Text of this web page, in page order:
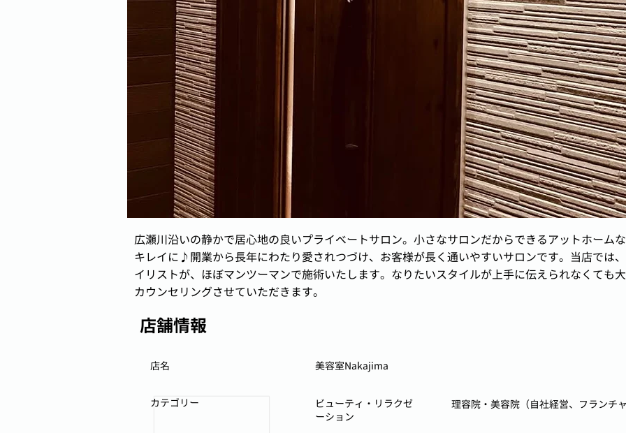
広瀬川沿いの静かで居心地の良いプライベートサロン。小さなサロンだからできるアットホーム
キレイに♪開業から長年にわたり愛されつづけ、お客様が長く通いやすいサロンです。当店では
イリストが、ほぼマンツーマンで施術いたします。なりたいスタイルが上手に伝えられなくても
カウンセリングさせていただきます。
店舗情報
美容室Nakajima
店名
ビューティ・リラクゼ
ーション
カテゴリー 理容院・美容院（自社経営、フランチ